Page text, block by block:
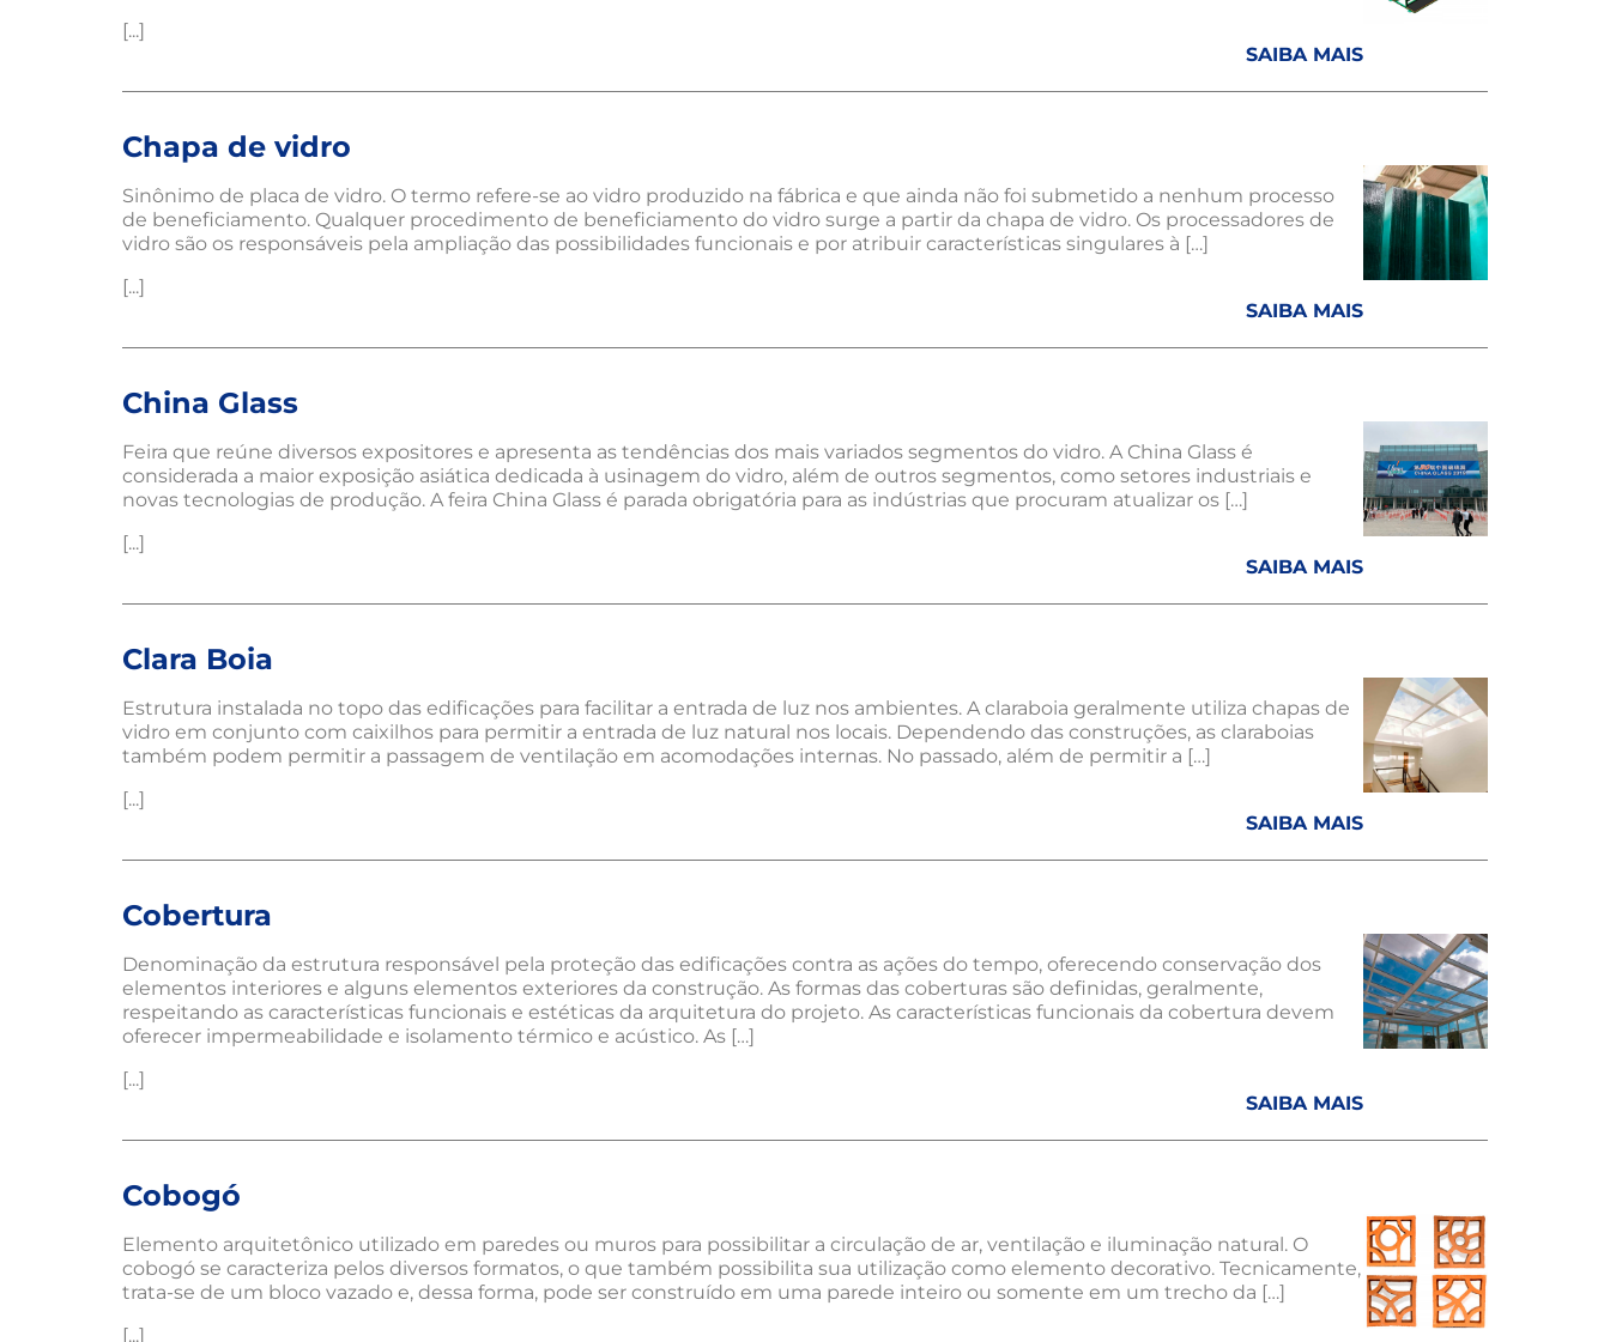
[...]
SAIBA MAIS
Chapa de vidro
Sinônimo de placa de vidro. O termo refere-se ao vidro produzido na fábrica e que ainda não foi submetido a nenhum processo
de beneficiamento. Qualquer procedimento de beneficiamento do vidro surge a partir da chapa de vidro. Os processadores de
vidro são os responsáveis pela ampliação das possibilidades funcionais e por atribuir características singulares à […]
[...]
SAIBA MAIS
China Glass
Feira que reúne diversos expositores e apresenta as tendências dos mais variados segmentos do vidro. A China Glass é
considerada a maior exposição asiática dedicada à usinagem do vidro, além de outros segmentos, como setores industriais e
novas tecnologias de produção. A feira China Glass é parada obrigatória para as indústrias que procuram atualizar os […]
[...]
SAIBA MAIS
Clara Boia
Estrutura instalada no topo das edificações para facilitar a entrada de luz nos ambientes. A claraboia geralmente utiliza chapas de
vidro em conjunto com caixilhos para permitir a entrada de luz natural nos locais. Dependendo das construções, as claraboias
também podem permitir a passagem de ventilação em acomodações internas. No passado, além de permitir a […]
[...]
SAIBA MAIS
Cobertura
Denominação da estrutura responsável pela proteção das edificações contra as ações do tempo, oferecendo conservação dos
elementos interiores e alguns elementos exteriores da construção. As formas das coberturas são definidas, geralmente,
respeitando as características funcionais e estéticas da arquitetura do projeto. As características funcionais da cobertura devem
oferecer impermeabilidade e isolamento térmico e acústico. As […]
[...]
SAIBA MAIS
Cobogó
Elemento arquitetônico utilizado em paredes ou muros para possibilitar a circulação de ar, ventilação e iluminação natural. O
cobogó se caracteriza pelos diversos formatos, o que também possibilita sua utilização como elemento decorativo. Tecnicamente,
trata-se de um bloco vazado e, dessa forma, pode ser construído em uma parede inteiro ou somente em um trecho da […]
[...]